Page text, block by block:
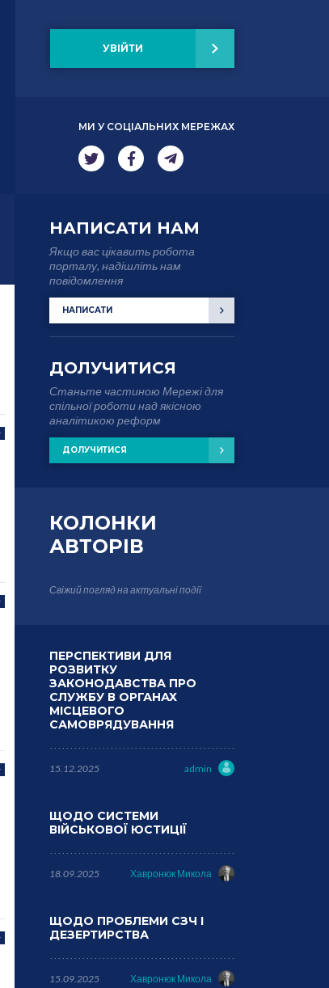
УВІЙТИ
МИ У СОЦІАЛЬНИХ МЕРЕЖАХ
НАПИСАТИ НАМ
Якщо вас цікавить робота
порталу, надішліть нам
повідомлення
НАПИСАТИ
ДОЛУЧИТИСЯ
Станьте частиною Мережі для
спільної роботи над якісною
аналітикою реформ
ДОЛУЧИТИСЯ
КОЛОНКИ
АВТОРІВ
Свіжий погляд на актуальні події
ПЕРСПЕКТИВИ ДЛЯ
РОЗВИТКУ
ЗАКОНОДАВСТВА ПРО
СЛУЖБУ В ОРГАНАХ
МІСЦЕВОГО
САМОВРЯДУВАННЯ
15.12.2025 admin
ЩОДО СИСТЕМИ
ВІЙСЬКОВОЇ ЮСТИЦІЇ
18.09.2025 Хавронюк Микола
ЩОДО ПРОБЛЕМИ СЗЧ І
ДЕЗЕРТИРСТВА
15.09.2025 Хавронюк Микола